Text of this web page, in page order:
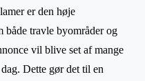
er den høje
både travle byområder og
vil blive set af mange
Dette gør det til en